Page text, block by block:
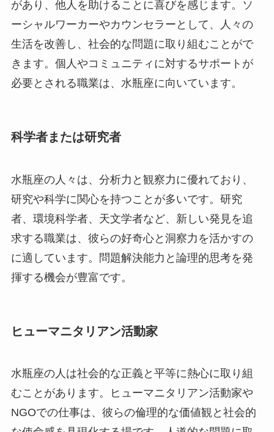
があり、他人を助けることに喜びを感じます。ソ
ーシャルワーカーやカウンセラーとして、人々の
生活を改善し、社会的な問題に取り組むことがで
きます。個人やコミュニティに対するサポートが
必要とされる職業は、水瓶座に向いています。
科学者または研究者
水瓶座の人々は、分析力と観察力に優れており、
研究や科学に関心を持つことが多いです。研究
者、環境科学者、天文学者など、新しい発見を追
求する職業は、彼らの好奇心と洞察力を活かすの
に適しています。問題解決能力と論理的思考を発
揮する機会が豊富です。
ヒューマニタリアン活動家
水瓶座の人は社会的な正義と平等に熱心に取り組
むことがあります。ヒューマニタリアン活動家や
NGOでの仕事は、彼らの倫理的な価値観と社会的